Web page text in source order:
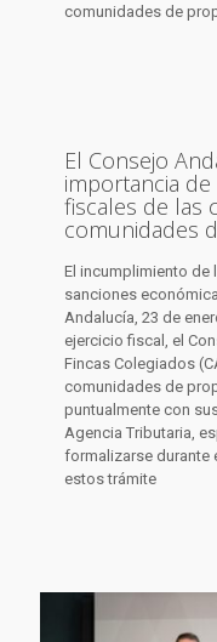
comunidades de
El Consejo
importancia
fiscales de las
comunidades
El incumplimiento de
sanciones
Andalucía, 23 de
ejercicio fiscal, el
Fincas Colegiados
comunidades de
puntualmente con
Agencia Tributaria,
formalizarse durante
estos trámite